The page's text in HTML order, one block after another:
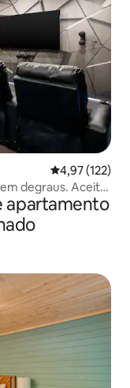
4,97 de uma
4,97 (122)
degraus. Aceita
apartamento